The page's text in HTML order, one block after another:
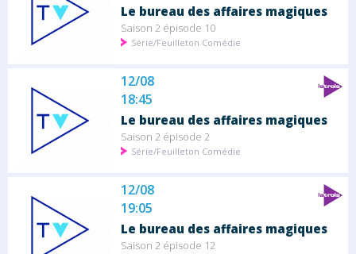
Le bureau des affaires magiques
Saison 2 épisode 10
Série/Feuilleton Comédie
12/08
18:45
Le bureau des affaires magiques
Saison 2 épisode 2
Série/Feuilleton Comédie
12/08
19:05
Le bureau des affaires magiques
Saison 2 épisode 12